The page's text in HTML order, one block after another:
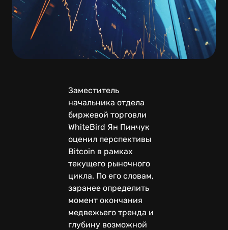
Заместитель
начальника отдела
биржевой торговли
WhiteBird Ян Пинчук
оценил перспективы
Bitcoin в рамках
текущего рыночного
цикла. По его словам,
заранее определить
момент окончания
медвежьего тренда и
глубину возможной